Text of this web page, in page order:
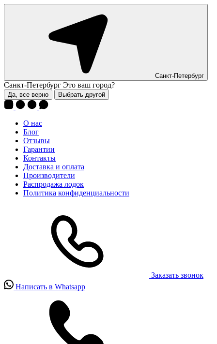
Санкт-Петербург
Санкт-Петербург Это ваш город?
Да, все верно Выбрать другой
О нас
Блог
Отзывы
Гарантии
Контакты
Доставка и оплата
Производители
Распродажа лодок
Политика конфиденциальности
Заказать звонок
Написать в Whatsapp